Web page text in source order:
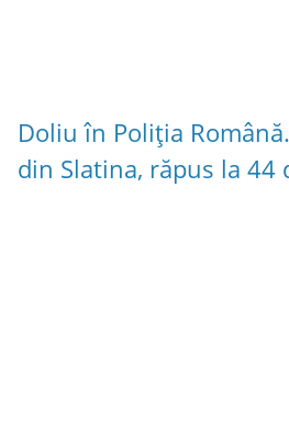
Doliu în Poliția
din Slatina, răpus la 44